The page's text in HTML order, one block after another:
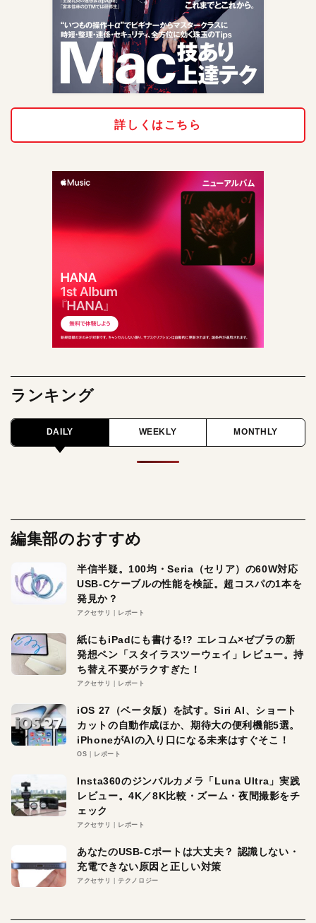
詳しくはこちら
ランキング
DAILY WEEKLY MONTHLY
編集部のおすすめ
半信半疑。100均・Seria（セリア）の60W対応
USB-Cケーブルの性能を検証。超コスパの1本を
発見か？
アクセサリ レポート
紙にもiPadにも書ける!? エレコム×ゼブラの新
発想ペン「スタイラスツーウェイ」レビュー。持
ち替え不要がラクすぎた！
アクセサリ レポート
iOS 27（ベータ版）を試す。Siri AI、ショート
カットの自動作成ほか、期待大の便利機能5選。
iPhoneがAIの入り口になる未来はすぐそこ！
OS レポート
Insta360のジンバルカメラ「Luna Ultra」実践
レビュー。4K／8K比較・ズーム・夜間撮影をチ
ェック
アクセサリ レポート
あなたのUSB-Cポートは大丈夫？ 認識しない・
充電できない原因と正しい対策
アクセサリ テクノロジー